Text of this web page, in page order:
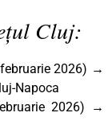
Cluj:
2026) →
Napoca
2026) →